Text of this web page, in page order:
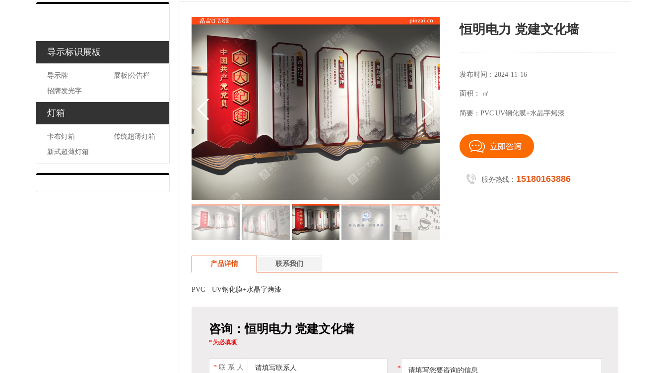
恒明电力 党建文化墙
发布时间：2024-11-16
面积： ㎡
简要：PVC UV钢化膜+水晶字烤漆
服务热线： 15180163886
产品详情 联系我们
PVC UV钢化膜+水晶字烤漆
咨询：恒明电力 党建文化墙
* 为必填项
*
* 联 系 人
导示标识展板
导示牌 展板|公告栏
招牌发光字
灯箱
卡布灯箱 传统超薄灯箱
新式超薄灯箱